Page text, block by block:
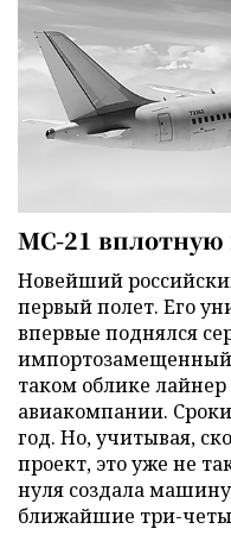
МС-21 вплотную
Новейший
первый полет. Его
впервые поднялся
импортозамещенный
таком облике
авиакомпании.
год. Но, учитывая,
проект, это уже не
нуля создала
ближайшие три-